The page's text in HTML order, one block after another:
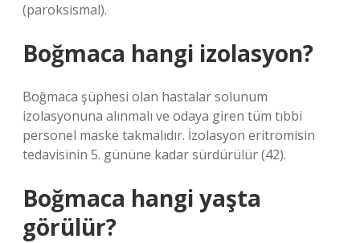
(paroksismal).
Boğmaca hangi izolasyon?
Boğmaca şüphesi olan hastalar solunum
izolasyonuna alınmalı ve odaya giren tüm tıbbi
personel maske takmalıdır. İzolasyon eritromisin
tedavisinin 5. gününe kadar sürdürülür (42).
Boğmaca hangi yaşta
görülür?